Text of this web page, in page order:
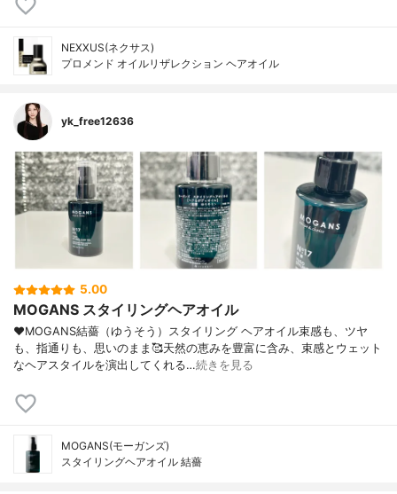
NEXXUS(ネクサス)
プロメンド オイルリザレクション ヘアオイル
yk_free12636
5.00
MOGANS スタイリングヘアオイル
♥MOGANS結薔（ゆうそう）スタイリング ヘアオイル束感も、ツヤ
も、指通りも、思いのまま🥰天然の恵みを豊富に含み、束感とウェット
なヘアスタイルを演出してくれる…続きを見る
MOGANS(モーガンズ)
スタイリングヘアオイル 結薔